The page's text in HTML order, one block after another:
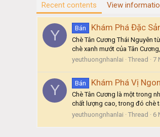
Recent contents View
Y Bán Khám Phá Đặc
Chè Tân Cương Thái Nguyên
chè xanh mướt của Tân
yeuthuongnhanlai
Thread 7
Y Bán Khám Phá Vị
Chè Tân Cương là một trong
chất lượng cao, trong đó chè
yeuthuongnhanlai
Thread 6